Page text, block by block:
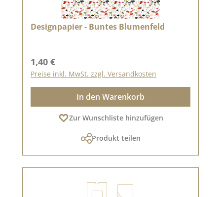
Designpapier - Buntes Blumenfeld
Regulärer Preis:
1,40 €
Preise inkl. MwSt. zzgl. Versandkosten
In den Warenkorb
Zur Wunschliste hinzufügen
Produkt teilen